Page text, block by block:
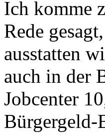
Ich komme
Rede
ausstatten
auch in der
Jobcenter
Bürgergeld-